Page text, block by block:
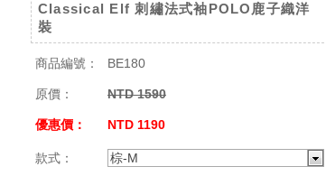
Classical Elf 刺繡法式袖POLO鹿子織洋
裝
商品編號： BE180
原價： NTD 1590
優惠價： NTD 1190
款式： 棕-M